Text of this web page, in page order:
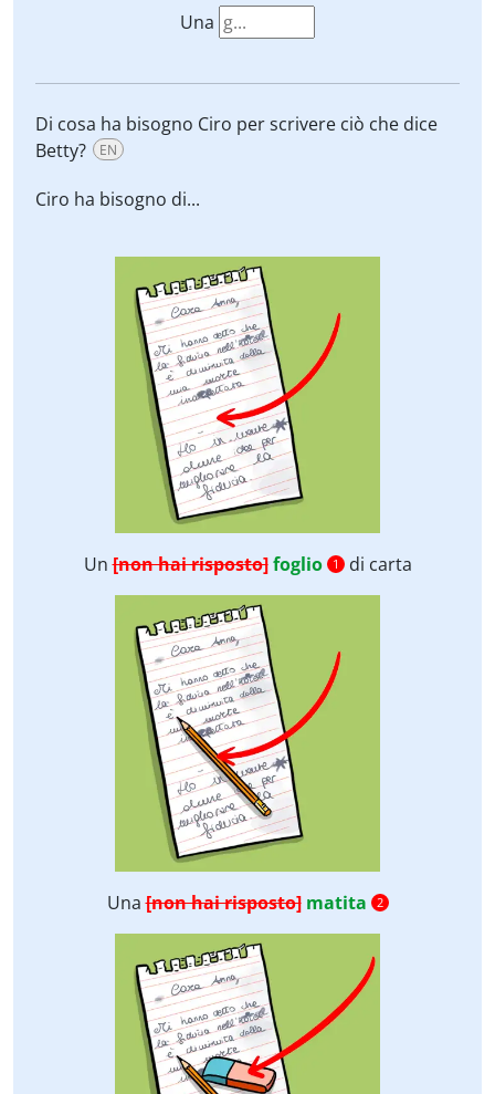
Una
Di cosa ha bisogno Ciro per scrivere ciò che dice
Betty?
EN
Ciro ha bisogno di...
Un[non hai risposto] foglio 1 di carta
Una[non hai risposto] matita 2